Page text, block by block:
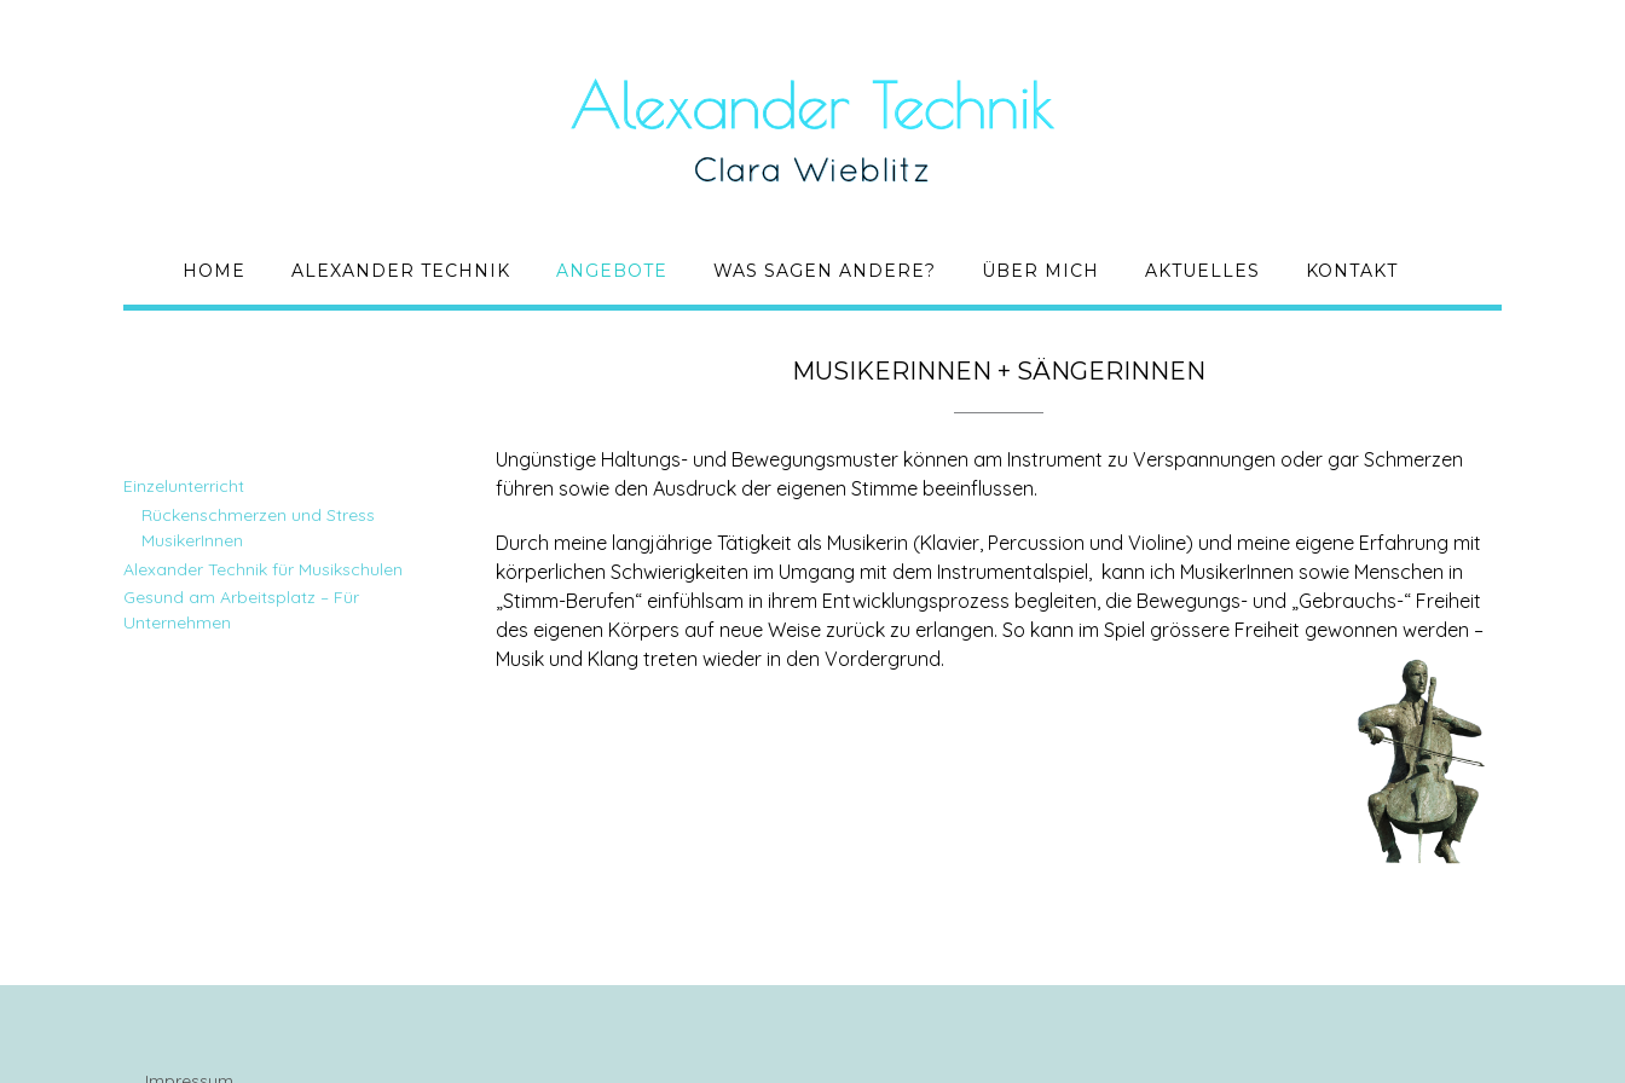
HOME ALEXANDER TECHNIK ANGEBOTE WAS SAGEN ANDERE? ÜBER MICH AKTUELLES KONTAKT
Einzelunterricht
Rückenschmerzen und Stress
MusikerInnen
Alexander Technik für Musikschulen
Gesund am Arbeitsplatz – Für
Unternehmen
MUSIKERINNEN + SÄNGERINNEN
Ungünstige Haltungs- und Bewegungsmuster können am Instrument zu Verspannungen oder gar Schmerzen
führen sowie den Ausdruck der eigenen Stimme beeinflussen.
Durch meine langjährige Tätigkeit als Musikerin (Klavier, Percussion und Violine) und meine eigene Erfahrung mit
körperlichen Schwierigkeiten im Umgang mit dem Instrumentalspiel, kann ich MusikerInnen sowie Menschen in
„Stimm-Berufen“ einfühlsam in ihrem Entwicklungsprozess begleiten, die Bewegungs- und „Gebrauchs-“ Freiheit
des eigenen Körpers auf neue Weise zurück zu erlangen. So kann im Spiel grössere Freiheit gewonnen werden –
Musik und Klang treten wieder in den Vordergrund.